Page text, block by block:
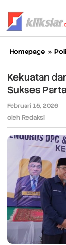
konten
Homepage »
Kekuatan
Sukses
Februari 15, 2026
oleh Redaksi